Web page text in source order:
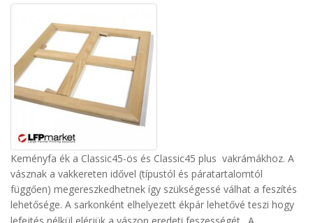
Keményfa ék a Classic45-ös és Classic45 plus vakrámákhoz. A
vásznak a vakkereten idővel (típustól és páratartalomtól
függően) megereszkedhetnek így szükségessé válhat a feszítés
lehetősége. A sarkonként elhelyezett ékpár lehetővé teszi hogy